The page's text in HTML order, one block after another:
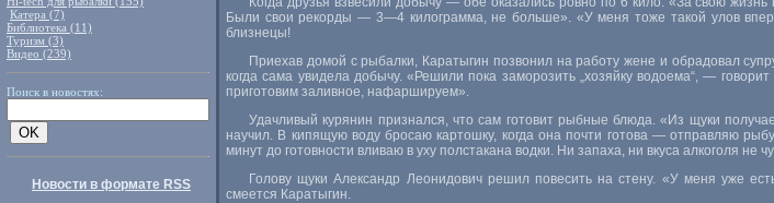
Катера (7)
Библиотека (11)
Туризм (3)
Видео (239)
Поиск в новостях:
Новости в формате RSS
Были свои рекорды — 3—4килограмма, не больше». «У меня тоже такой улов
близнецы!
Приехав домой с рыбалки, Каратыгин позвонил на работу жене и обрадовал
когда сама увидела добычу. «Решили пока заморозить „хозяйку водоема“, —
приготовим заливное, нафаршируем».
Удачливый курянин признался, что сам готовит рыбные блюда. «Из щуки
научил. В кипящую воду бросаю картошку, когда она почти готова — отправляю
минут до готовности вливаю в уху полстакана водки. Ни запаха, ни вкуса алкоголя не
Голову щуки Александр Леонидович решил повесить на стену. «У меня уже
смеется Каратыгин.